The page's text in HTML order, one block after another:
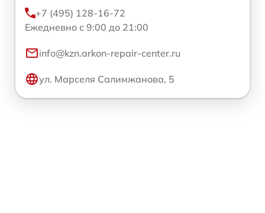
+7 (495) 128-16-72
Ежедневно с 9:00 до 21:00
info@kzn.arkon-repair-center.ru
ул. Марселя Салимжанова, 5